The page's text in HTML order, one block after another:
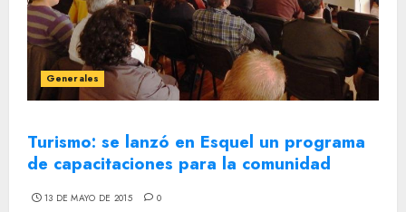
Generales
Turismo: se lanzó en Esquel un programa
de capacitaciones para la comunidad
13 DE MAYO DE 2015 0